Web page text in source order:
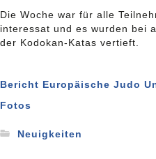
Die Woche war für alle
interessat und es wurden bei
der Kodokan-Katas vertieft.
Bericht Europäische Judo
Fotos
Neuigkeiten